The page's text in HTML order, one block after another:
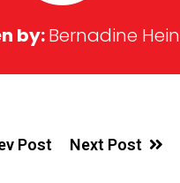
by:Bernadine Hein
Post Next Post